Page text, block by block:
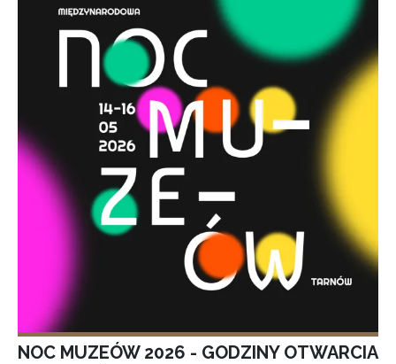
NOC MUZEÓW 2026 - GODZINY OTWARCIA